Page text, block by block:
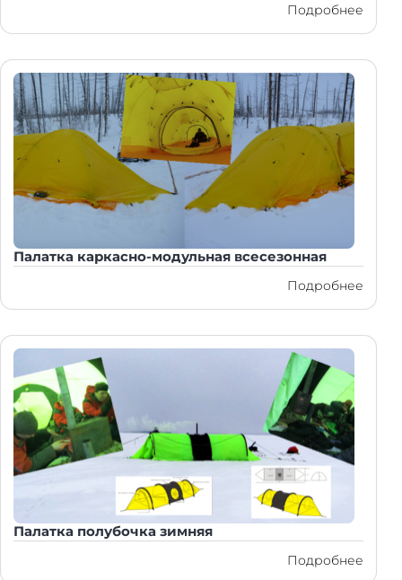
Подробнее
Палатка каркасно-модульная всесезонная
Подробнее
Палатка полубочка зимняя
Подробнее